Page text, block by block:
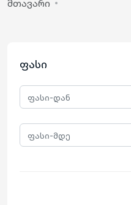
მთავარი
ფასი